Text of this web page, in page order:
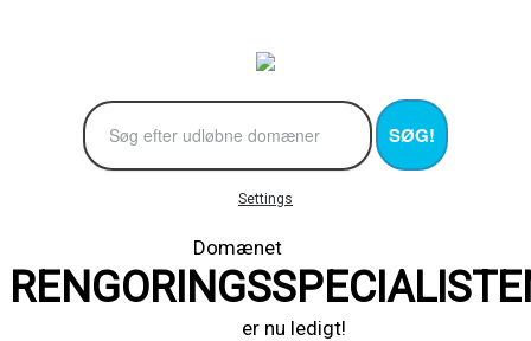
SØG!
Settings
Domænet
er nu ledigt!